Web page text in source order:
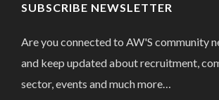
SUBSCRIBE NEWSLETTER
Are you connected to AW'S community
and keep updated about recruitment,
sector, events and much more…